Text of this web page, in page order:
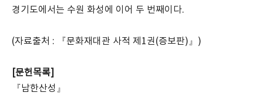
경기도에서는 수원 화성에 이어 두 번째이다.
(자료출처 : 『문화재대관 사적 제1권(증보판)』)
[문헌목록]
『남한산성』